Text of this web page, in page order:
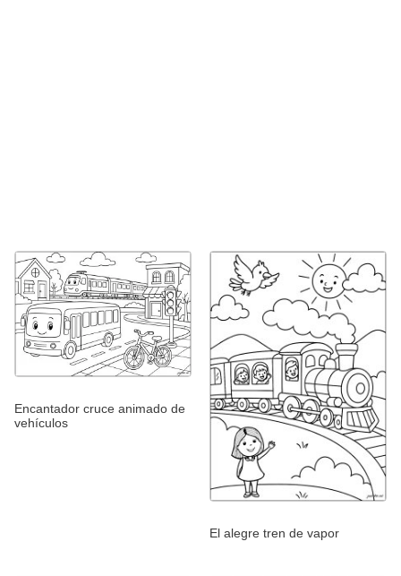
Encantador cruce animado de
vehículos
El alegre tren de vapor